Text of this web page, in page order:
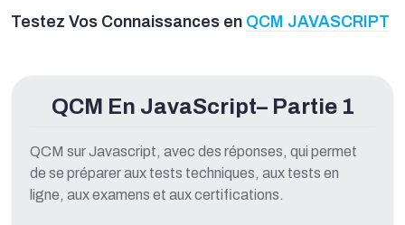
Testez Vos Connaissances en QCM JAVASCRIPT
QCM En JavaScript– Partie 1
QCM sur Javascript, avec des réponses, qui permet
de se préparer aux tests techniques, aux tests en
ligne, aux examens et aux certifications.